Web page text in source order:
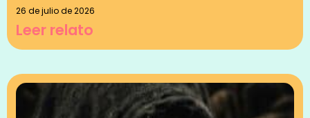
26 de julio de 2026
Leer relato